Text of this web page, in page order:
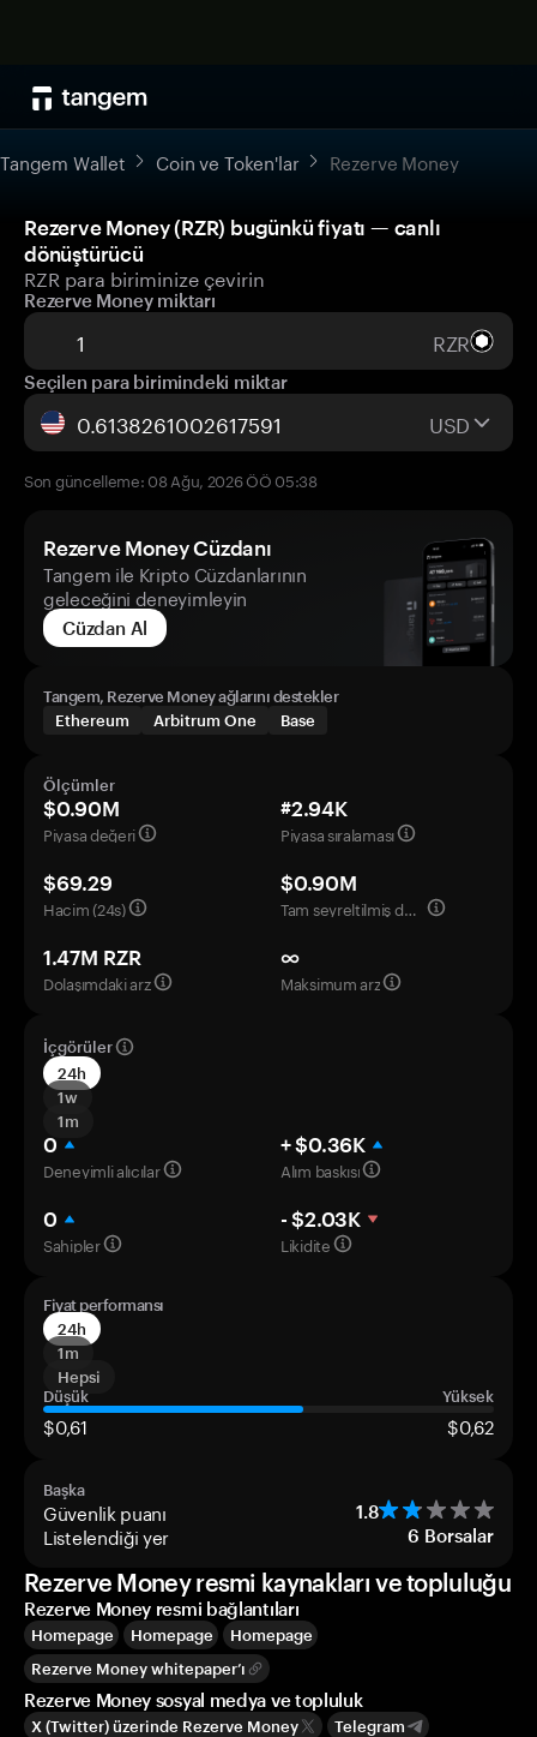
Tangem Wallet Coin ve Token'lar Rezerve Money
Rezerve Money (RZR) bugünkü fiyatı — canlı
dönüştürücü
RZR para biriminize çevirin
Rezerve Money miktarı
RZR
Seçilen para birimindeki miktar
USD
Son güncelleme: 08 Ağu, 2026 ÖÖ 05:38
Rezerve Money Cüzdanı
Tangem ile Kripto Cüzdanlarının
geleceğini deneyimleyin
Cüzdan Al
Tangem, Rezerve Money ağlarını destekler
Ethereum
Arbitrum One Base
Ölçümler
$0.90M
Piyasa değeri
#2.94K
Piyasa sıralaması
$69.29
Hacim (24s)
$0.90M
Tam seyreltilmiş değerleme
1.47M RZR
Dolaşımdaki arz
∞
Maksimum arz
İçgörüler
24h
1w
1m
0
Deneyimli alıcılar
+ $0.36K
Alım baskısı
0
Sahipler
- $2.03K
Likidite
Fiyat performansı
24h
1m
Hepsi
Düşük
Yüksek
$0,61 $0,62
Başka
Güvenlik puanı 1.8
Listelendiği yer 6 Borsalar
Rezerve Money resmi kaynakları ve topluluğu
Rezerve Money resmi bağlantıları
Homepage Homepage
Homepage
Rezerve Money whitepaper’ı
Rezerve Money sosyal medya ve topluluk
X (Twitter) üzerinde Rezerve Money Telegram